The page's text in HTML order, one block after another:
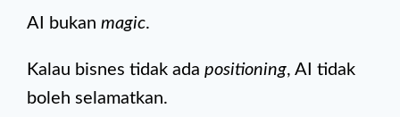
AI bukan magic.
Kalau bisnes tidak ada positioning, AI tidak
boleh selamatkan.